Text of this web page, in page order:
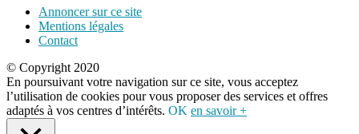
Annoncer sur ce site
Mentions légales
Contact
© Copyright 2020
En poursuivant votre navigation sur ce site, vous acceptez
l’utilisation de cookies pour vous proposer des services et offres
adaptés à vos centres d’intérêts. OK en savoir +